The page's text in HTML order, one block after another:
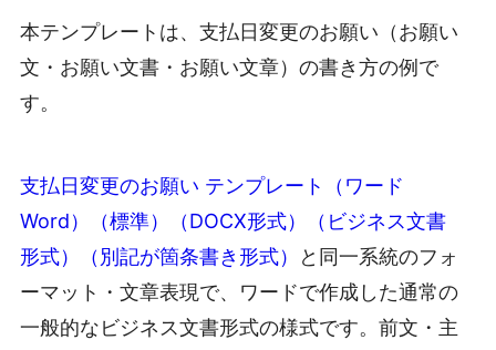
本テンプレートは、支払日変更のお願い（お願い
文・お願い文書・お願い文章）の書き方の例で
す。
支払日変更のお願い テンプレート（ワード
Word）（標準）（DOCX形式）（ビジネス文書
形式）（別記が箇条書き形式）
と同一系統のフォ
ーマット・文章表現で、ワードで作成した通常の
一般的なビジネス文書形式の様式です。前文・主